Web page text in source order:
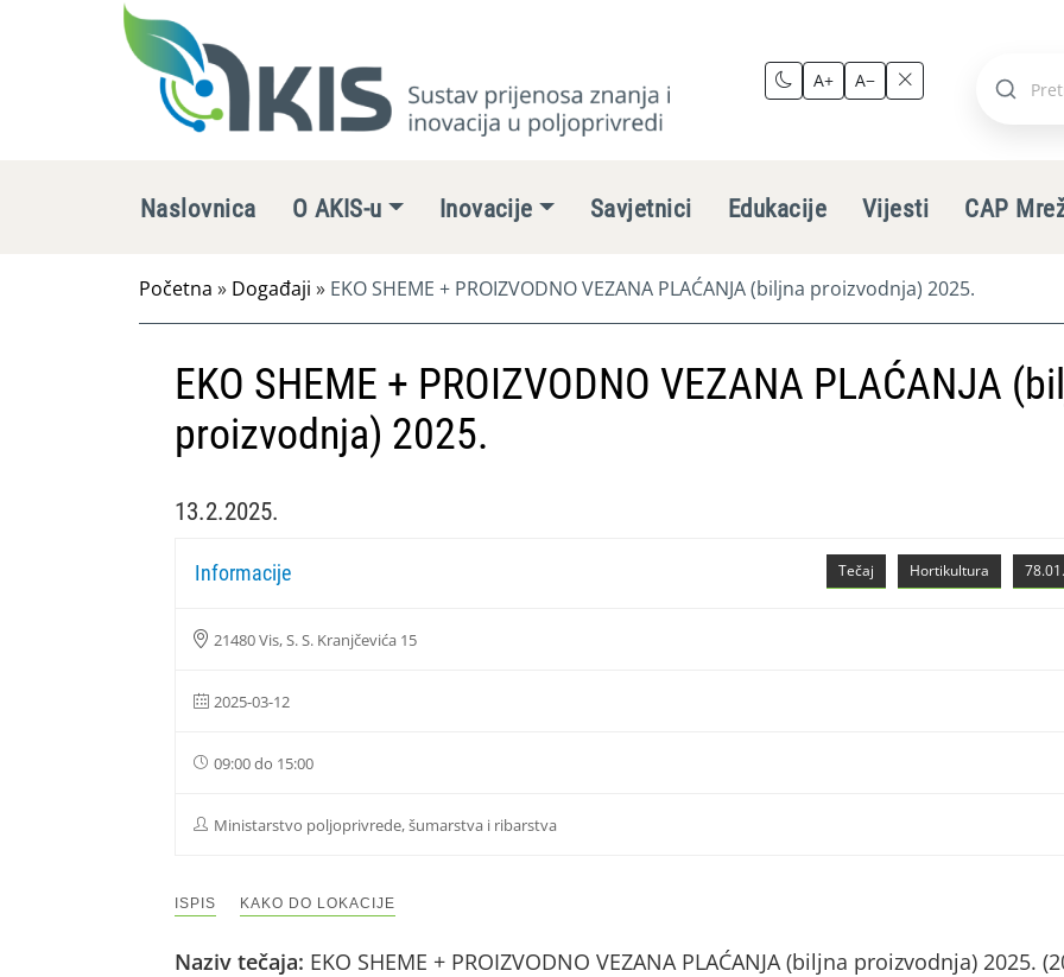
A+ A−
Pretraži
Naslovnica O AKIS-u Inovacije Savjetnici Edukacije Vijesti CAP
Početna » Događaji » EKO SHEME + PROIZVODNO VEZANA PLAĆANJA (biljna proizvodnja) 2025.
EKO SHEME + PROIZVODNO VEZANA PLAĆANJA
proizvodnja) 2025.
13.2.2025.
Hortikultura
Tečaj
Informacije
21480 Vis, S. S. Kranjčevića 15
2025-03-12
09:00 do 15:00
Ministarstvo poljoprivrede, šumarstva i ribarstva
ISPIS KAKO DO LOKACIJE
Naziv tečaja: EKO SHEME + PROIZVODNO VEZANA PLAĆANJA (biljna proizvodnja) 2025.